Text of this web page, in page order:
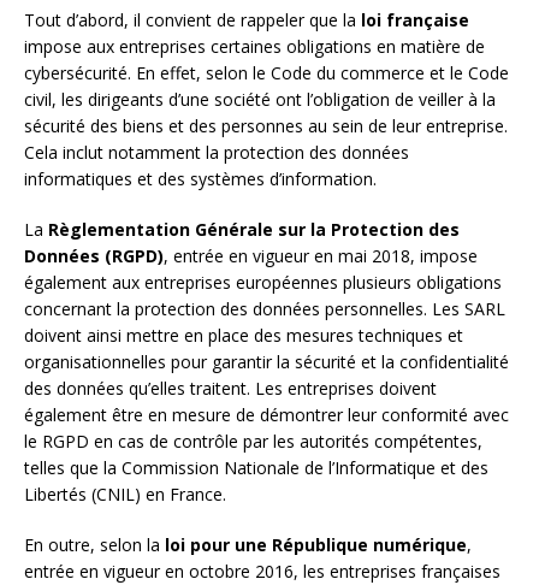
Tout d’abord, il convient de rappeler que la loi française
impose aux entreprises certaines obligations en matière de
cybersécurité. En effet, selon le Code du commerce et le Code
civil, les dirigeants d’une société ont l’obligation de veiller à la
sécurité des biens et des personnes au sein de leur entreprise.
Cela inclut notamment la protection des données
informatiques et des systèmes d’information.
La Règlementation Générale sur la Protection des
Données (RGPD), entrée en vigueur en mai 2018, impose
également aux entreprises européennes plusieurs obligations
concernant la protection des données personnelles. Les SARL
doivent ainsi mettre en place des mesures techniques et
organisationnelles pour garantir la sécurité et la confidentialité
des données qu’elles traitent. Les entreprises doivent
également être en mesure de démontrer leur conformité avec
le RGPD en cas de contrôle par les autorités compétentes,
telles que la Commission Nationale de l’Informatique et des
Libertés (CNIL) en France.
En outre, selon la loi pour une République numérique,
entrée en vigueur en octobre 2016, les entreprises françaises